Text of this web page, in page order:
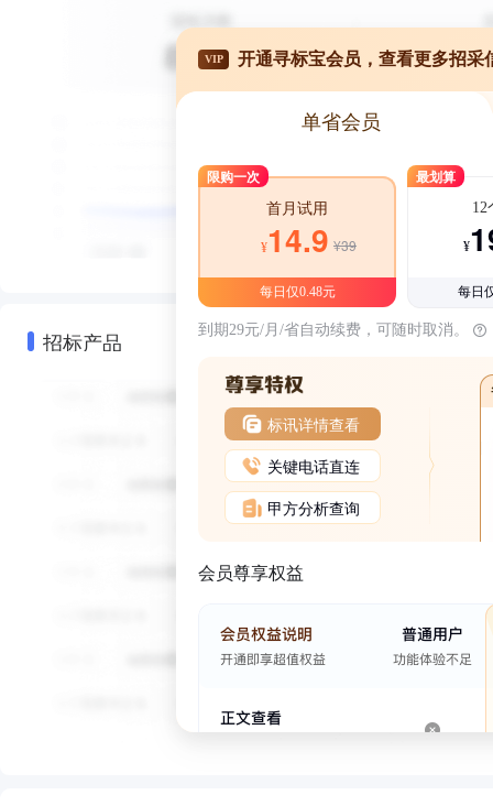
招标产品
VIP 开通寻标宝会员，查看更多招采
单省会员
限购一次
首月试用
¥14.9 ¥39
每日仅0.48元
最划算
12
¥
每日
到期29元/月/省自动续费，可随时取消。
标讯详情查看
关键电话直连
甲方分析查询
会员尊享权益